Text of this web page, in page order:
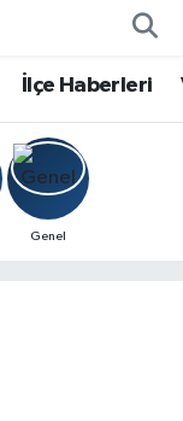
İlçe Haberleri
Genel